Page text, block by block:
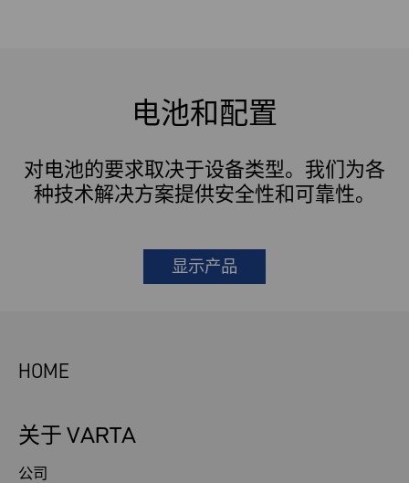
电池和配置
对电池的要求取决于设备类型。我们为各
种技术解决方案提供安全性和可靠性。
显示产品
HOME
关于 VARTA
公司